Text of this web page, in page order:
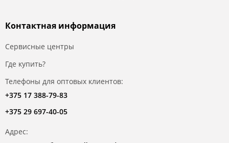
Контактная информация
Сервисные центры
Где купить?
Телефоны для оптовых клиентов:
+375 17 388-79-83
+375 29 697-40-05
Адрес: